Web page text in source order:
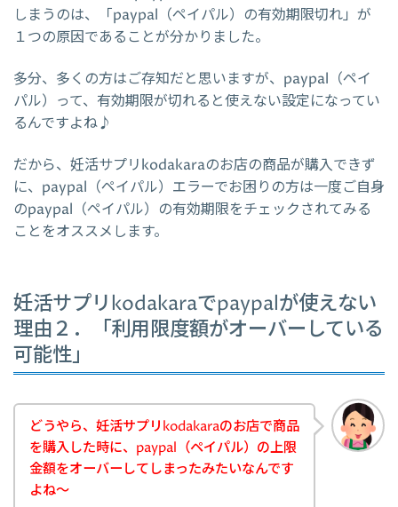
しまうのは、「paypal（ペイパル）の有効期限切れ」が
１つの原因であることが分かりました。
多分、多くの方はご存知だと思いますが、paypal（ペイ
パル）って、有効期限が切れると使えない設定になってい
るんですよね♪
だから、妊活サプリkodakaraのお店の商品が購入できず
に、paypal（ペイパル）エラーでお困りの方は一度ご自身
のpaypal（ペイパル）の有効期限をチェックされてみる
ことをオススメします。
妊活サプリkodakaraでpaypalが使えない
理由２．「利用限度額がオーバーしている
可能性」
どうやら、妊活サプリkodakaraのお店で商品
を購入した時に、paypal（ペイパル）の上限
金額をオーバーしてしまったみたいなんです
よね～